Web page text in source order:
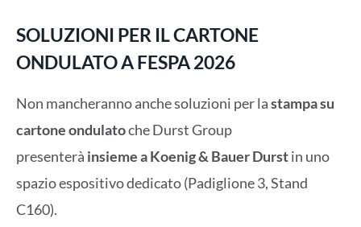
SOLUZIONI PER IL CARTONE
ONDULATO A FESPA 2026
Non mancheranno anche soluzioni per lastampa su
cartone ondulatoche Durst Group
presenterà insieme a Koenig & Bauer Durstin uno
spazio espositivo dedicato (Padiglione 3, Stand
C160).